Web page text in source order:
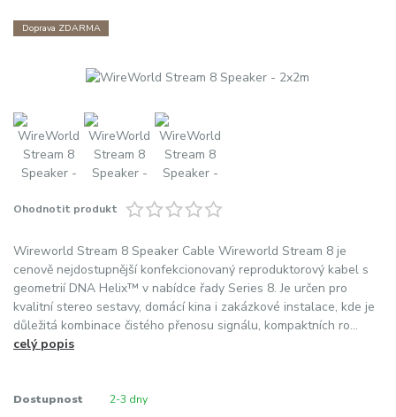
Doprava ZDARMA
Ohodnotit produkt
Wireworld Stream 8 Speaker Cable Wireworld Stream 8 je
cenově nejdostupnější konfekcionovaný reproduktorový kabel s
geometrií DNA Helix™ v nabídce řady Series 8. Je určen pro
kvalitní stereo sestavy, domácí kina i zakázkové instalace, kde je
důležitá kombinace čistého přenosu signálu, kompaktních ro...
celý popis
Dostupnost 2-3 dny